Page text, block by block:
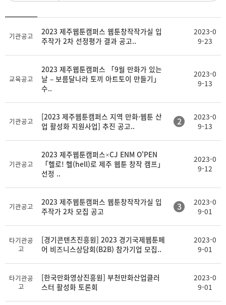
제 첨 록
기관공고
2023 제주웹툰캠퍼스 웹툰창작작가실 입
주작가 2차 선정평가 결과 공고..
2023-0
9-23
교육공고
2023 제주웹툰캠퍼스 「9월 만화가 있는
날 – 보름달나라 토끼 아트토이 만들기」
수..
2023-0
9-13
기관공고
[2023 제주웹툰캠퍼스 지역 만화·웹툰 산
업 활성화 지원사업] 추진 공고..
2
2023-0
9-13
기관공고
2023 제주웹툰캠퍼스×CJ ENM O'PEN
「헬로! 헬(hell)로 제주 웹툰 창작 캠프」
선정 ..
2023-0
9-12
기관공고
2023 제주웹툰캠퍼스 웹툰창작작가실 입
주작가 2차 모집 공고
3
2023-0
9-01
타기관공
고
[경기콘텐츠진흥원] 2023 경기국제웹툰페
어 비즈니스상담회(B2B) 참가기업 모집..
2023-0
9-01
타기관공
고
[한국만화영상진흥원] 부천만화산업클러
스터 활성화 토론회
2023-0
9-01